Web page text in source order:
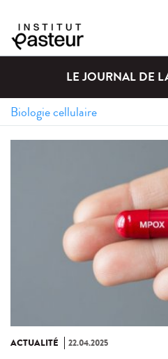
LE JOURNAL DE
ACTUALITÉ 22.04.2025